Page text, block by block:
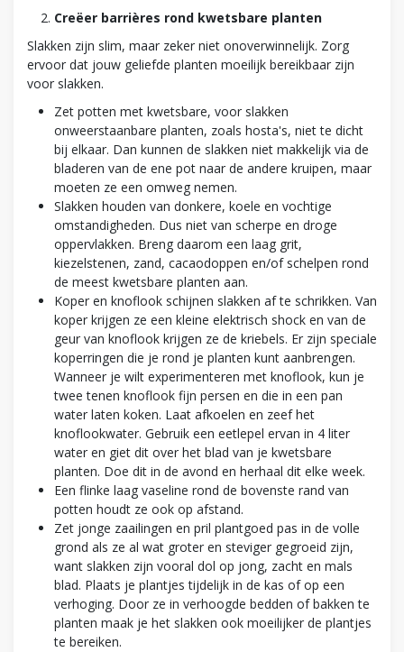
Creëer barrières rond kwetsbare planten
Slakken zijn slim, maar zeker niet onoverwinnelijk. Zorg
ervoor dat jouw geliefde planten moeilijk bereikbaar zijn
voor slakken.
Zet potten met kwetsbare, voor slakken
onweerstaanbare planten, zoals hosta's, niet te dicht
bij elkaar. Dan kunnen de slakken niet makkelijk via de
bladeren van de ene pot naar de andere kruipen, maar
moeten ze een omweg nemen.
Slakken houden van donkere, koele en vochtige
omstandigheden. Dus niet van scherpe en droge
oppervlakken. Breng daarom een laag grit,
kiezelstenen, zand, cacaodoppen en/of schelpen rond
de meest kwetsbare planten aan.
Koper en knoflook schijnen slakken af te schrikken. Van
koper krijgen ze een kleine elektrisch shock en van de
geur van knoflook krijgen ze de kriebels. Er zijn speciale
koperringen die je rond je planten kunt aanbrengen.
Wanneer je wilt experimenteren met knoflook, kun je
twee tenen knoflook fijn persen en die in een pan
water laten koken. Laat afkoelen en zeef het
knoflookwater. Gebruik een eetlepel ervan in 4 liter
water en giet dit over het blad van je kwetsbare
planten. Doe dit in de avond en herhaal dit elke week.
Een flinke laag vaseline rond de bovenste rand van
potten houdt ze ook op afstand.
Zet jonge zaailingen en pril plantgoed pas in de volle
grond als ze al wat groter en steviger gegroeid zijn,
want slakken zijn vooral dol op jong, zacht en mals
blad. Plaats je plantjes tijdelijk in de kas of op een
verhoging. Door ze in verhoogde bedden of bakken te
planten maak je het slakken ook moeilijker de plantjes
te bereiken.